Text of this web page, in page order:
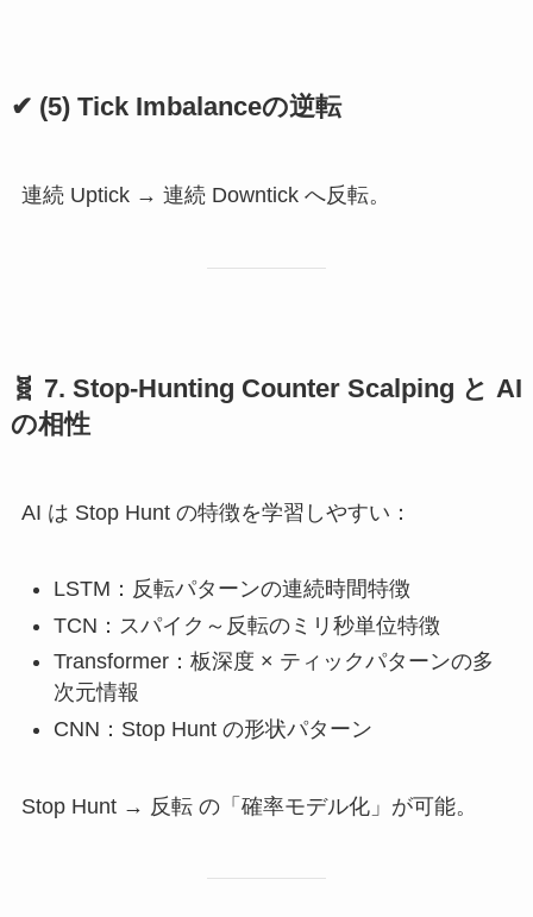
✔ (5) Tick Imbalanceの逆転
連続 Uptick → 連続 Downtick へ反転。
🧬 7. Stop-Hunting Counter Scalping と AI
の相性
AI は Stop Hunt の特徴を学習しやすい：
LSTM：反転パターンの連続時間特徴
TCN：スパイク～反転のミリ秒単位特徴
Transformer：板深度 × ティックパターンの多
次元情報
CNN：Stop Hunt の形状パターン
Stop Hunt → 反転 の「確率モデル化」が可能。